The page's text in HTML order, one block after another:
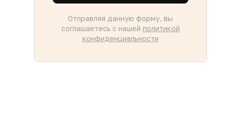
Отправляя данную форму, вы
соглашаетесь с нашей политикой
конфиденциальности